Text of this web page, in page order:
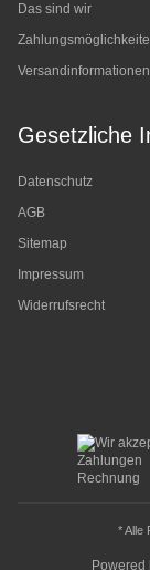
Das sind wir
Versandinformationen
Gesetzliche
Datenschutz
AGB
Sitemap
Impressum
Widerrufsrecht
* Alle
Powered